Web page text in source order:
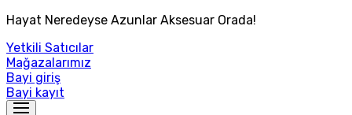
Hayat Neredeyse Azunlar Aksesuar Orada!
Yetkili Satıcılar
Mağazalarımız
Bayi giriş
Bayi kayıt